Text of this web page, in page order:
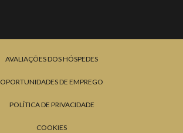
AVALIAÇÕES DOS HÓSPEDES
OPORTUNIDADES DE EMPREGO
POLÍTICA DE PRIVACIDADE
COOKIES